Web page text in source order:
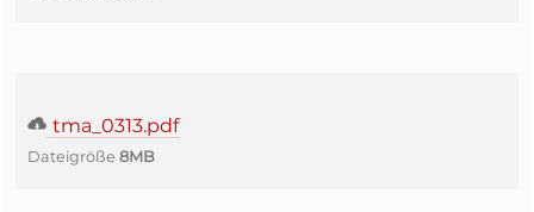
tma_0313.pdf
Dateigröße 8MB